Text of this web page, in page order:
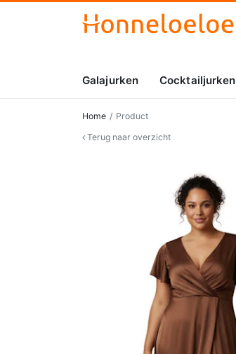
Galajurken Cocktailjurken
Home
Product
Terug naar overzicht